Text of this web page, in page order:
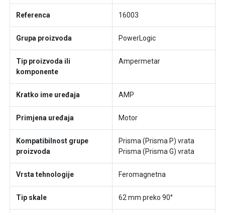
Referenca 16003
Grupa proizvoda PowerLogic
Tip proizvoda ili
komponente
Ampermetar
Kratko ime uređaja AMP
Primjena uređaja Motor
Kompatibilnost grupe
proizvoda
Prisma (Prisma P) vrata
Prisma (Prisma G) vrata
Vrsta tehnologije Feromagnetna
Tip skale 62 mm preko 90°